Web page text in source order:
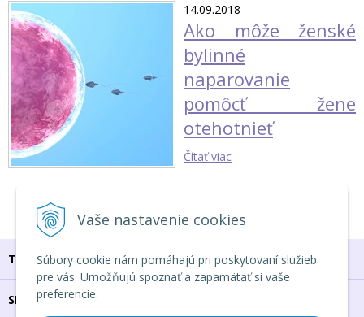
Vaše nastavenie cookies
Súbory cookie nám pomáhajú pri poskytovaní služieb
pre vás. Umožňujú spoznať a zapamätať si vaše
preferencie.
14.09.2018
Ako môže ženské
bylinné
naparovanie
pomôcť žene
otehotnieť
Čítať viac
TU NÁS NÁJDEŠ
SPOJ SA S NAMI